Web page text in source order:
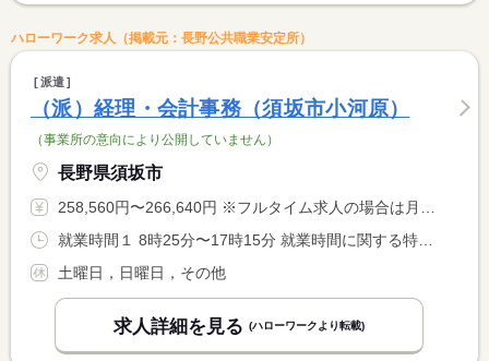
ハローワーク求人（掲載元：長野公共職業安定所）
派遣
（派）経理・会計事務（須坂市小河原）
（事業所の意向により公開していません）
長野県須坂市
258,560円〜266,640円 ※フルタイム求人の場合は月額（換算額）、パート求人の場合は時間額を表示しています。
土曜日，日曜日，その他
求人詳細を見る (ハローワークより転載)